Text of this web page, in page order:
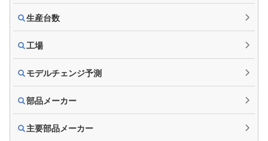
生産台数
工場
モデルチェンジ予測
部品メーカー
主要部品メーカー